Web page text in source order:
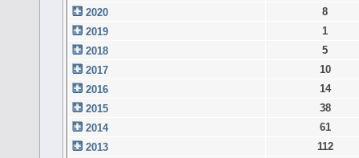
2020
8
2019
1
2018
5
2017
10
2016
14
2015
38
2014
61
2013
112